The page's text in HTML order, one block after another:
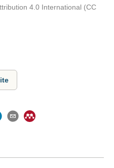
4.0 International (CC